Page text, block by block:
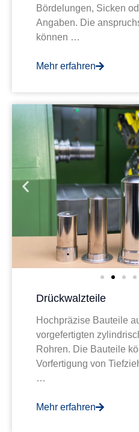
Bördelungen, Sicken
Angaben. Die
können …
Mehr erfahren
Drückwalzteile
Hochpräzise Bauteile
vorgefertigten
Rohren. Die Bauteile
Vorfertigung von
…
Mehr erfahren